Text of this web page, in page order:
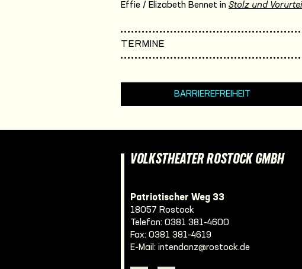
Effie / Elizabeth Bennet in Stolz und
TERMINE
BARRIEREFREIHEIT
VOLKSTHEATER ROSTOCK GMBH
Patriotischer Weg 33
18057 Rostock
Telefon: 0381 381-4600
Fax: 0381 381-4619
E-Mail: intendanz@rostock.de